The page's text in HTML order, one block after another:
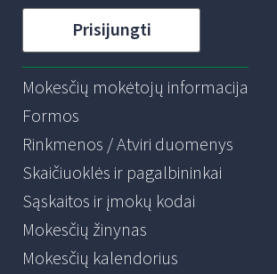
Prisijungti
Mokesčių mokėtojų informacija
Formos
Rinkmenos / Atviri duomenys
Skaičiuoklės ir pagalbininkai
Sąskaitos ir įmokų kodai
Mokesčių žinynas
Mokesčių kalendorius